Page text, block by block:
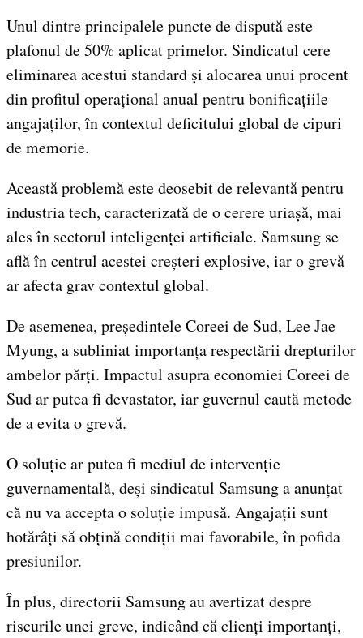
Unul dintre principalele puncte de dispută este
plafonul de 50% aplicat primelor. Sindicatul cere
eliminarea acestui standard și alocarea unui procent
din profitul operațional anual pentru bonificațiile
angajaților, în contextul deficitului global de cipuri
de memorie.
Această problemă este deosebit de relevantă pentru
industria tech, caracterizată de o cerere uriașă, mai
ales în sectorul inteligenței artificiale. Samsung se
află în centrul acestei creșteri explosive, iar o grevă
ar afecta grav contextul global.
De asemenea, președintele Coreei de Sud, Lee Jae
Myung, a subliniat importanța respectării drepturilor
ambelor părți. Impactul asupra economiei Coreei de
Sud ar putea fi devastator, iar guvernul caută metode
de a evita o grevă.
O soluție ar putea fi mediul de intervenție
guvernamentală, deși sindicatul Samsung a anunțat
că nu va accepta o soluție impusă. Angajații sunt
hotărâți să obțină condiții mai favorabile, în pofida
presiunilor.
În plus, directorii Samsung au avertizat despre
riscurile unei greve, indicând că clienți importanți,